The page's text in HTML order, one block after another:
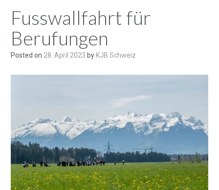
Fusswallfahrt für
Berufungen
Posted on 28. April 2023 by KJB Schweiz